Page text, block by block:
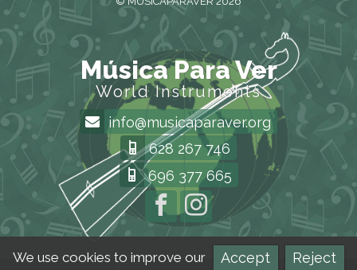
Música Para Ver
World Instruments
info@musicaparaver.org
628 267 746
696 377 665
Accept Reject
We use cookies to improve our